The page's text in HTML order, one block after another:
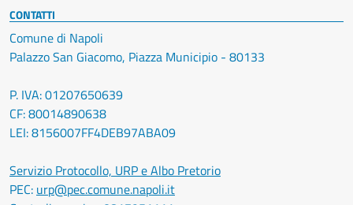
CONTATTI
Comune di Napoli
Palazzo San Giacomo, Piazza Municipio - 80133
P. IVA: 01207650639
CF: 80014890638
LEI: 8156007FF4DEB97ABA09
Servizio Protocollo, URP e Albo Pretorio
PEC: urp@pec.comune.napoli.it